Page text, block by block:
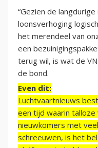
“Gezien de
loonsverhoging
het merendeel van
een
terug wil, is wat de
de bond.
Even dit:
Luchtvaartnieuws
een tijd waarin
nieuwkomers met
schreeuwen, is het